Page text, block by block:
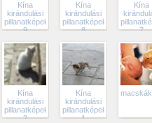
Kína
kirándulási
pillanatképek
9
Kína
kirándulási
pillanatképek
8
Kína
7
Kína
kirándulási
pillanatképek
2
Kína
kirándulási
pillanatképek
1